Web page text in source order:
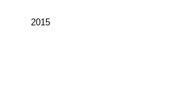
2015